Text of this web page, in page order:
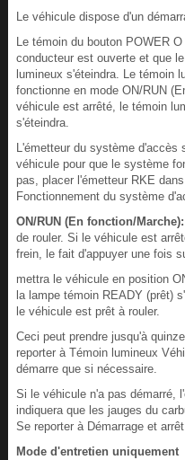
Le véhicule dispose d'un
Le témoin du bouton POWER
conducteur est ouverte et que
lumineux s'éteindra. Le témoin
fonctionne en mode ON/RUN
véhicule est arrêté, le témoin
s'éteindra.
L'émetteur du système d'accès
véhicule pour que le système
pas, placer l'émetteur RKE
Fonctionnement du système
ON/RUN (En fonction/Marche):
de rouler. Si le véhicule est
frein, le fait d'appuyer une fois
mettra le véhicule en position
la lampe témoin READY (prêt)
le véhicule est prêt à rouler.
Ceci peut prendre jusqu'à
reporter à Témoin lumineux
démarre que si nécessaire.
Si le véhicule n'a pas démarré,
indiquera que les jauges du
Se reporter à Démarrage et
Mode d'entretien uniquement